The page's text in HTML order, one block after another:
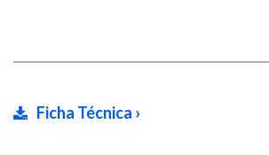
Ficha Técnica ›